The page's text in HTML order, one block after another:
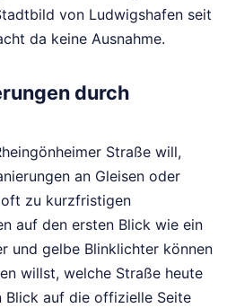
von Ludwigshafen seit
da keine Ausnahme.
durch
Straße will,
an Gleisen oder
zu kurzfristigen
auf den ersten Blick wie ein
und gelbe Blinklichter können
willst, welche Straße heute
auf die offizielle Seite